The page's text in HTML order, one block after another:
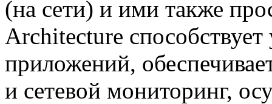
(на сети) и ими также
Architecture
приложений,
и сетевой мониторинг,